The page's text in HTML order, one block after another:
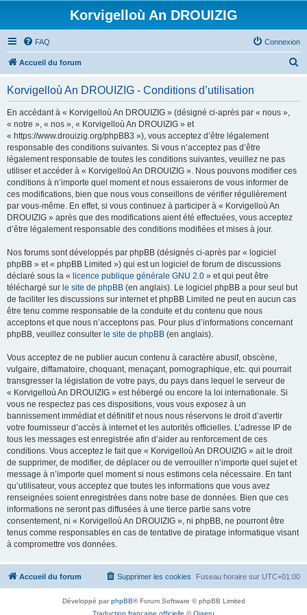
Korvigelloù An DROUIZIG
FAQ Connexion
Accueil du forum
Korvigelloù An DROUIZIG - Conditions d’utilisation
En accédant à « Korvigelloù An DROUIZIG » (désigné ci-après par « nous »,
« notre », « nos », « Korvigelloù An DROUIZIG » et
« https://www.drouizig.org/phpBB3 »), vous acceptez d’être légalement
responsable des conditions suivantes. Si vous n’acceptez pas d’être
légalement responsable de toutes les conditions suivantes, veuillez ne pas
utiliser et accéder à « Korvigelloù An DROUIZIG ». Nous pouvons modifier ces
conditions à n’importe quel moment et nous essaierons de vous informer de
ces modifications, bien que nous vous conseillons de vérifier régulièrement
par vous-même. En effet, si vous continuez à participer à « Korvigelloù An
DROUIZIG » après que des modifications aient été effectuées, vous acceptez
d’être légalement responsable des conditions modifiées et mises à jour.
Nos forums sont développés par phpBB (désignés ci-après par « logiciel
phpBB » et « phpBB Limited ») qui est un logiciel de forum de discussions
déclaré sous la « licence publique générale GNU 2.0 » et qui peut être
téléchargé sur le site de phpBB (en anglais). Le logiciel phpBB a pour seul but
de faciliter les discussions sur internet et phpBB Limited ne peut en aucun cas
être tenu comme responsable de la conduite et du contenu que nous
acceptons et que nous n’acceptons pas. Pour plus d’informations concernant
phpBB, veuillez consulter le site de phpBB (en anglais).
Vous acceptez de ne publier aucun contenu à caractère abusif, obscène,
vulgaire, diffamatoire, choquant, menaçant, pornographique, etc. qui pourrait
transgresser la législation de votre pays, du pays dans lequel le serveur de
« Korvigelloù An DROUIZIG » est hébergé ou encore la loi internationale. Si
vous ne respectez pas ces dispositions, vous vous exposez à un
bannissement immédiat et définitif et nous nous réservons le droit d’avertir
votre fournisseur d’accès à internet et les autorités officielles. L’adresse IP de
tous les messages est enregistrée afin d’aider au renforcement de ces
conditions. Vous acceptez le fait que « Korvigelloù An DROUIZIG » ait le droit
de supprimer, de modifier, de déplacer ou de verrouiller n’importe quel sujet et
message à n’importe quel moment si nous estimons cela nécessaire. En tant
qu’utilisateur, vous acceptez que toutes les informations que vous avez
renseignées soient enregistrées dans notre base de données. Bien que ces
informations ne seront pas diffusées à une tierce partie sans votre
consentement, ni « Korvigelloù An DROUIZIG », ni phpBB, ne pourront être
tenus comme responsables en cas de tentative de piratage informatique visant
à compromettre vos données.
Accueil du forum Fuseau horaire sur UTC+01:00
Supprimer les cookies
Développé parphpBB® Forum Software © phpBB Limited
Traduction française officielle ©Qiaeru